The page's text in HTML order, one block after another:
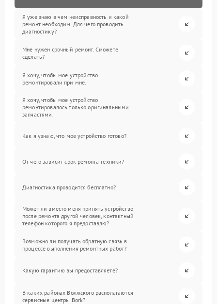
Я уже знаю в чем неисправность и какой
ремонт необходим. Для чего проводить
диагностику?
Мне нужен срочный ремонт. Сможете
сделать?
Я хочу, чтобы мое устройство
ремонтировали при мне.
Я хочу, чтобы мое устройство
ремонтировалось только оригинальными
запчастями.
Как я узнаю, что мое устройство готово?
От чего зависит срок ремонта техники?
Диагностика проводится бесплатно?
Может ли вместо меня принять устройство
после ремонта другой человек, контактный
телефон которого я предоставлю?
Возможно ли получать обратную связь в
процессе выполнения ремонтных работ?
Какую гарантию вы предоставляете?
В каких районах Волжского располагаются
сервисные центры Bork?